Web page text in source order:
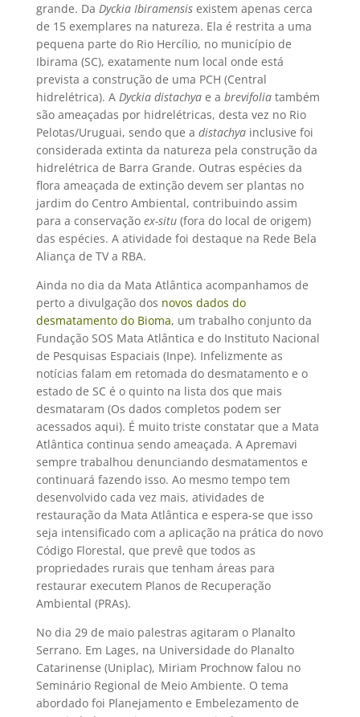
grande. Da Dyckia Ibiramensisexistem apenas cerca
de 15 exemplares na natureza. Ela é restrita a uma
pequena parte do Rio Hercílio, no município de
Ibirama (SC), exatamente num local onde está
prevista a construção de uma PCH (Central
hidrelétrica). A Dyckia distachyae a brevifoliatambém
são ameaçadas por hidrelétricas, desta vez no Rio
Pelotas/Uruguai, sendo que a distachyainclusive foi
considerada extinta da natureza pela construção da
hidrelétrica de Barra Grande. Outras espécies da
flora ameaçada de extinção devem ser plantas no
jardim do Centro Ambiental, contribuindo assim
para a conservação  ex-situ (fora do local de origem)
das espécies. A atividade foi destaque na Rede Bela
Aliança de TV a RBA.
Ainda no dia da Mata Atlântica acompanhamos de
perto a divulgação dos novos dados do
desmatamento do Bioma, um trabalho conjunto da
Fundação SOS Mata Atlântica e do Instituto Nacional
de Pesquisas Espaciais (Inpe). Infelizmente as
notícias falam em retomada do desmatamento e o
estado de SC é o quinto na lista dos que mais
desmataram (Os dados completos podem ser
acessados aqui). É muito triste constatar que a Mata
Atlântica continua sendo ameaçada. A Apremavi
sempre trabalhou denunciando desmatamentos e
continuará fazendo isso. Ao mesmo tempo tem
desenvolvido cada vez mais, atividades de
restauração da Mata Atlântica e espera-se que isso
seja intensificado com a aplicação na prática do novo
Código Florestal, que prevê que todos as
propriedades rurais que tenham áreas para
restaurar executem Planos de Recuperação
Ambiental (PRAs).
No dia 29 de maio palestras agitaram o Planalto
Serrano. Em Lages, na Universidade do Planalto
Catarinense (Uniplac), Miriam Prochnow falou no
Seminário Regional de Meio Ambiente. O tema
abordado foi Planejamento e Embelezamento de